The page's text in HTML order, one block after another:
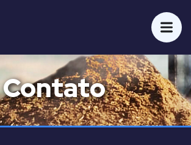
Contato